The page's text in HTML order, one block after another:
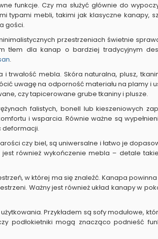
funkcje. Czy ma służyć głównie do
mebli, takimi jak klasyczne kanapy,
gości.
przestrzeniach świetnie
tłem dla kanap o bardziej tradycyjnym
.
mebla. Skóra naturalna, plusz,
uwagę na odporność materiału na plamy i
czy tapicerowane grube tkaniny i plusze.
falistych, bonell lub kieszeniowych
i wsparcia. Równie ważne są
deformacji.
czy biel, są uniwersalne i łatwo je
również wykończenie mebla – detale
w której ma się znaleźć. Kanapa
Ważny jest również układ kanapy w
Przykładem są sofy modułowe,
podłokietniki mogą znacząco podnieść